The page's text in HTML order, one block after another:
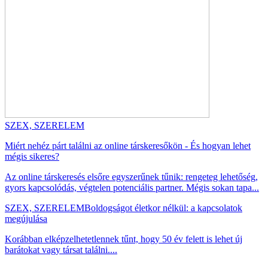
SZEX, SZERELEM
Miért nehéz párt találni az online társkeresőkön - És hogyan lehet
mégis sikeres?
Az online társkeresés elsőre egyszerűnek tűnik: rengeteg lehetőség,
gyors kapcsolódás, végtelen potenciális partner. Mégis sokan tapa...
SZEX, SZERELEMBoldogságot életkor nélkül: a kapcsolatok
megújulása
Korábban elképzelhetetlennek tűnt, hogy 50 év felett is lehet új
barátokat vagy társat találni....